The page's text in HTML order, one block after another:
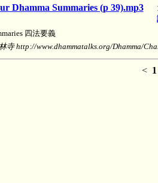
Dhamma Summaries (p 39).mp3
四法要義
寺 http://www.dhammatalks.org/Dhamma/
< 1